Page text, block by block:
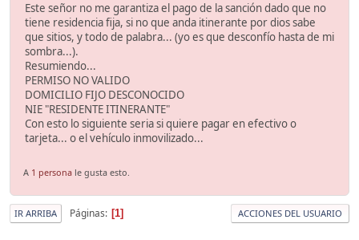
Este señor no me garantiza el pago de la sanción dado que no
tiene residencia fija, si no que anda itinerante por dios sabe
que sitios, y todo de palabra... (yo es que desconfío hasta de mi
sombra...).
Resumiendo...
PERMISO NO VALIDO
DOMICILIO FIJO DESCONOCIDO
NIE "RESIDENTE ITINERANTE"
Con esto lo siguiente seria si quiere pagar en efectivo o
tarjeta... o el vehículo inmovilizado...
A 1 persona le gusta esto.
IR ARRIBA Páginas 1 ACCIONES DEL USUARIO